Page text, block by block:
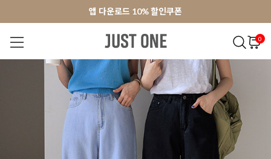
앱 다운로드 10% 할인쿠폰
회원가입 쿠폰 3000원
앱 다운로드 10% 할인쿠폰
회원가입 쿠폰 3000원
0
BEST 오늘출발 MADE . J 상의 팬츠